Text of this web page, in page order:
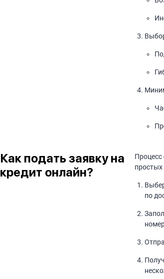
Как подать заявку на
кредит онлайн?
Процесс
по